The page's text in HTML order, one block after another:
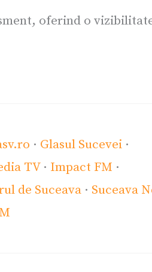
oferind o
· Glasul Sucevei ·
TV· Impact FM ·
de Suceava · Suceava